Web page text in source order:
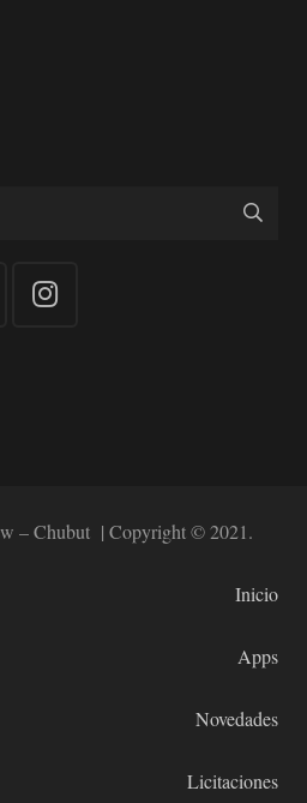
– Chubut | Copyright © 2021.
Inicio
Apps
Novedades
Licitaciones